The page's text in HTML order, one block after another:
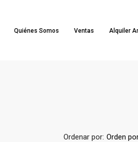
Quiénes Somos Ventas Alquiler
Ordenar por: Orden